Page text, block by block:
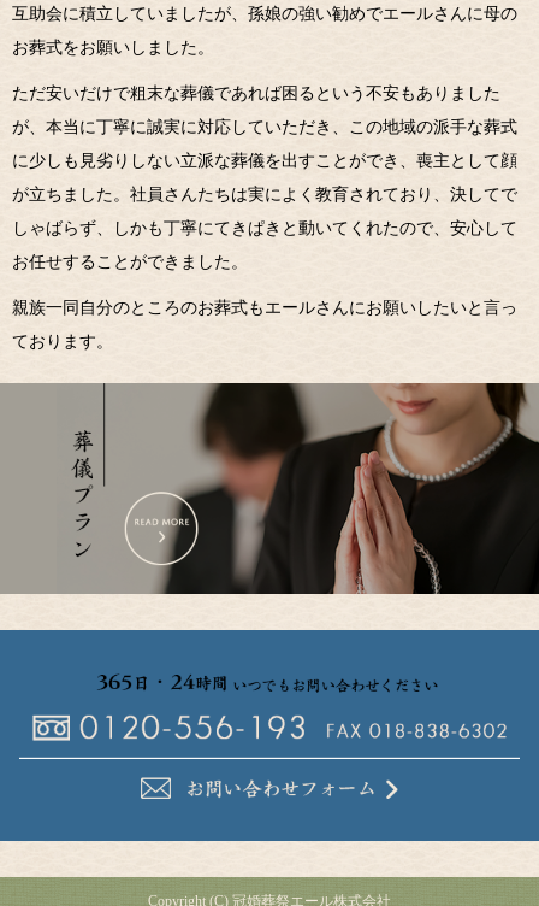
互助会に積立していましたが、孫娘の強い勧めでエールさんに母の
お葬式をお願いしました。
ただ安いだけで粗末な葬儀であれば困るという不安もありました
が、本当に丁寧に誠実に対応していただき、この地域の派手な葬式
に少しも見劣りしない立派な葬儀を出すことができ、喪主として顔
が立ちました。社員さんたちは実によく教育されており、決してで
しゃばらず、しかも丁寧にてきぱきと動いてくれたので、安心して
お任せすることができました。
親族一同自分のところのお葬式もエールさんにお願いしたいと言っ
ております。
Copyright (C) 冠婚葬祭エール株式会社